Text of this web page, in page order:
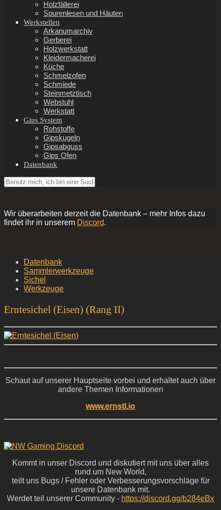
Holzfällerei
Spurenlesen und Häuten
Werkstellen
Arkanumarchiv
Gerberei
Holzwerkstatt
Kleidermacherei
Küche
Schmelzofen
Schmiede
Steinmetztisch
Webstuhl
Werkstatt
Gips System
Rohstoffe
Gipskugeln
Gipsabguss
Gips Ofen
Datenbank
Wir überarbeiten derzeit die Datenbank – mehr Infos dazu
findet ihr in unserem Discord.
Datenbank
Sammlerwerkzeuge
Sichel
Werkzeuge
Erntesichel (Eisen) (Rang II)
Schaut auf unserer Hauptseite vorbei und erhaltet auch über
andere Themen Informationen
www.ernstl.io
Kommt in unser Discord und diskutiert mit uns über alles
rund um New World,
teilt uns Bugs / Fehler oder Verbesserungsvorschläge für
unsere Datenbank mit.
Werdet teil unserer Community - https://discord.gg/b284eBx